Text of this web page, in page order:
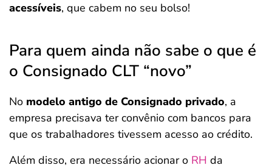
acessíveis, que cabem no seu bolso!
Para quem ainda não sabe o que é
o Consignado CLT “novo”
No modelo antigo de Consignado privado, a
empresa precisava ter convênio com bancos para
que os trabalhadores tivessem acesso ao crédito.
Além disso, era necessário acionar o RH da